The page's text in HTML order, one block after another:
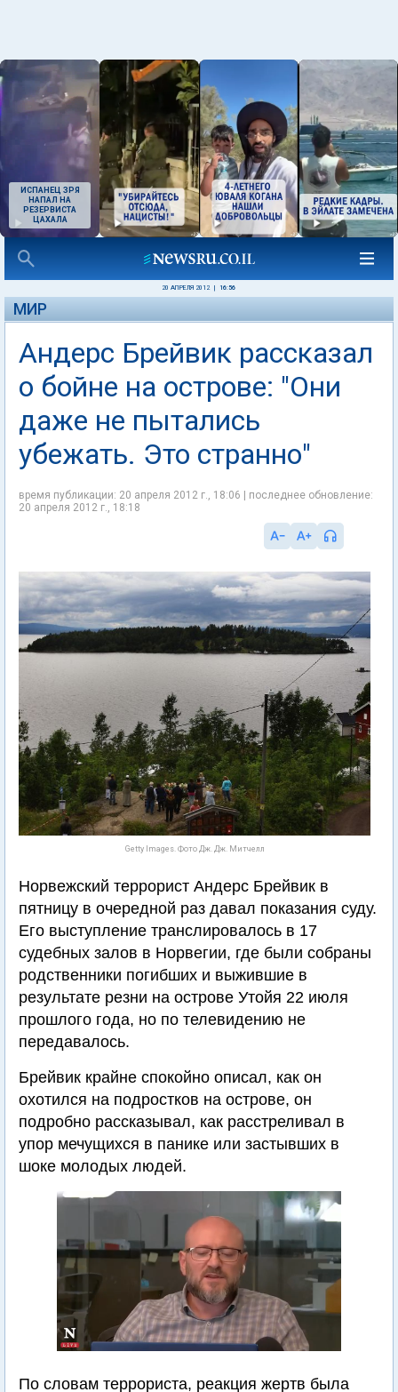
ИСПАНЕЦ ЗРЯ
НАПАЛ НА
РЕЗЕРВИСТА
ЦАХАЛА
20 АПРЕЛЯ 2012 16:56
МИР
Андерс Брейвик рассказал
о бойне на острове: "Они
даже не пытались
убежать. Это странно"
время публикации: 20 апреля 2012 г., 18:06 | последнее обновление:
20 апреля 2012 г., 18:18
Getty Images. Фото Дж. Дж. Митчелл
Норвежский террорист Андерс Брейвик в
пятницу в очередной раз давал показания суду.
Его выступление транслировалось в 17
судебных залов в Норвегии, где были собраны
родственники погибших и выжившие в
результате резни на острове Утойя 22 июля
прошлого года, но по телевидению не
передавалось.
Брейвик крайне спокойно описал, как он
охотился на подростков на острове, он
подробно рассказывал, как расстреливал в
упор мечущихся в панике или застывших в
шоке молодых людей.
По словам террориста, реакция жертв была